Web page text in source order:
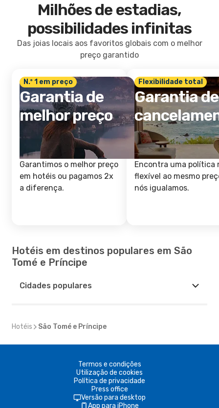
Milhões de estadias,
possibilidades infinitas
Das joias locais aos favoritos globais com o melhor
preço garantido
N.º 1 em preço
Garantia de
melhor preço
Garantimos o melhor preço
em hotéis ou pagamos 2x
a diferença.
Flexibilidade total
Garantia de
Encontra uma política
flexível ao mesmo
nós igualamos.
Hotéis em destinos populares em São
Tomé e Príncipe
Cidades populares
Hotéis São Tomé e Príncipe
Termos e condições
Utilização de cookies
Política de privacidade
Press office
Versão para desktop
App para iPhone